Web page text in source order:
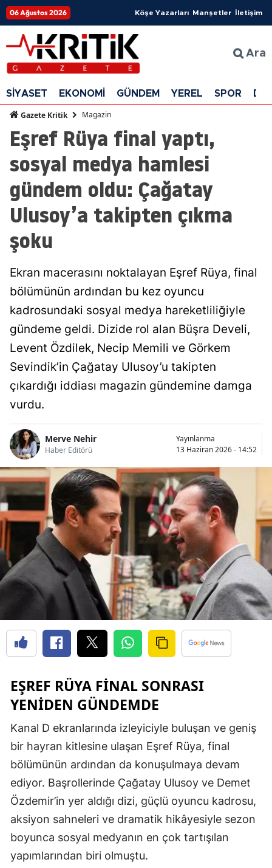
06 Ağustos 2026 Köşe Yazarları Manşetler İletişim
Ara
SİYASET EKONOMİ GÜNDEM YEREL SPOR
Gazete Kritik Magazin
Eşref Rüya final yaptı,
sosyal medya hamlesi
gündem oldu: Çağatay
Ulusoy’a takipten çıkma
şoku
Ekran macerasını noktalayan Eşref Rüya, final
bölümünün ardından bu kez oyuncu
kadrosundaki sosyal medya hareketliliğiyle
gündeme geldi. Dizide rol alan Büşra Develi,
Levent Özdilek, Necip Memili ve Görkem
Sevindik’in Çağatay Ulusoy’u takipten
çıkardığı iddiası magazin gündemine damga
vurdu.
Merve Nehir
Haber Editörü
Yayınlanma
13 Haziran 2026 - 14:52
EŞREF RÜYA FINAL SONRASI
YENIDEN GÜNDEMDE
Kanal D ekranlarında izleyiciyle buluşan ve geniş
bir hayran kitlesine ulaşan Eşref Rüya, final
bölümünün ardından da konuşulmaya devam
ediyor. Başrollerinde Çağatay Ulusoy ve Demet
Özdemir’in yer aldığı dizi, güçlü oyuncu kadrosu,
aksiyon sahneleri ve dramatik hikâyesiyle sezon
boyunca sosyal medyanın en çok tartışılan
yapımlarından biri olmuştu.